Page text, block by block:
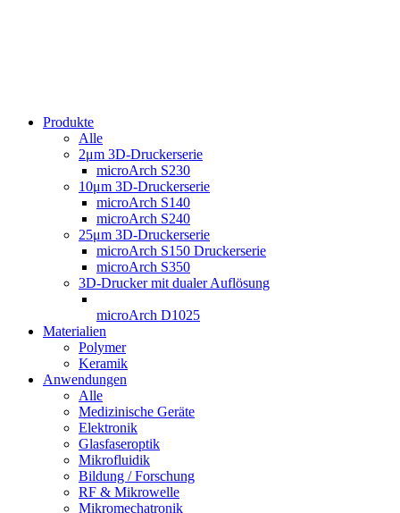
Produkte
Alle
2μm 3D-Druckerserie
microArch S230
10μm 3D-Druckerserie
microArch S140
microArch S240
25μm 3D-Druckerserie
microArch S150 Druckerserie
microArch S350
3D-Drucker mit dualer Auflösung
microArch D1025
Materialien
Polymer
Keramik
Anwendungen
Alle
Medizinische Geräte
Elektronik
Glasfaseroptik
Mikrofluidik
Bildung / Forschung
RF & Mikrowelle
Mikromechatronik